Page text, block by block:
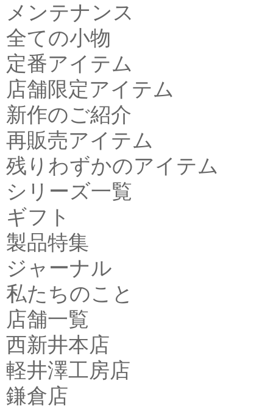
メンテナンス
全ての小物
定番アイテム
店舗限定アイテム
新作のご紹介
再販売アイテム
残りわずかのアイテム
シリーズ一覧
ギフト
製品特集
ジャーナル
私たちのこと
店舗一覧
西新井本店
軽井澤工房店
鎌倉店